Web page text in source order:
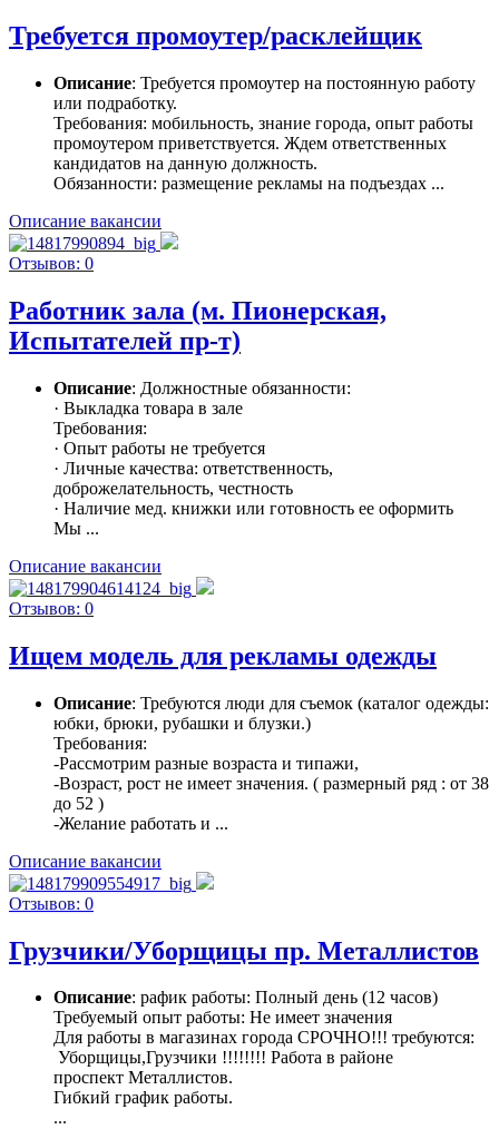
Требуется промоутер/расклейщик
Описание: Требуется промоутер на постоянную работу
или подработку.
Требования: мобильность, знание города, опыт работы
промоутером приветствуется. Ждем ответственных
кандидатов на данную должность.
Обязанности: размещение рекламы на подъездах ...
Описание вакансии
Отзывов: 0
Работник зала (м. Пионерская,
Испытателей пр-т)
Описание: Должностные обязанности:
· Выкладка товара в зале
Требования:
· Опыт работы не требуется
· Личные качества: ответственность,
доброжелательность, честность
· Наличие мед. книжки или готовность ее оформить
Мы ...
Описание вакансии
Отзывов: 0
Ищем модель для рекламы одежды
Описание: Требуются люди для съемок (каталог одежды:
юбки, брюки, рубашки и блузки.)
Требования:
-Рассмотрим разные возраста и типажи,
-Возраст, рост не имеет значения. ( размерный ряд : от 38
до 52 )
-Желание работать и ...
Описание вакансии
Отзывов: 0
Грузчики/Уборщицы пр. Металлистов
Описание: рафик работы: Полный день (12 часов)
Требуемый опыт работы: Не имеет значения
Для работы в магазинах города СРОЧНО!!! требуются:
Уборщицы,Грузчики !!!!!!!! Работа в районе
проспект Металлистов.
Гибкий график работы.
...